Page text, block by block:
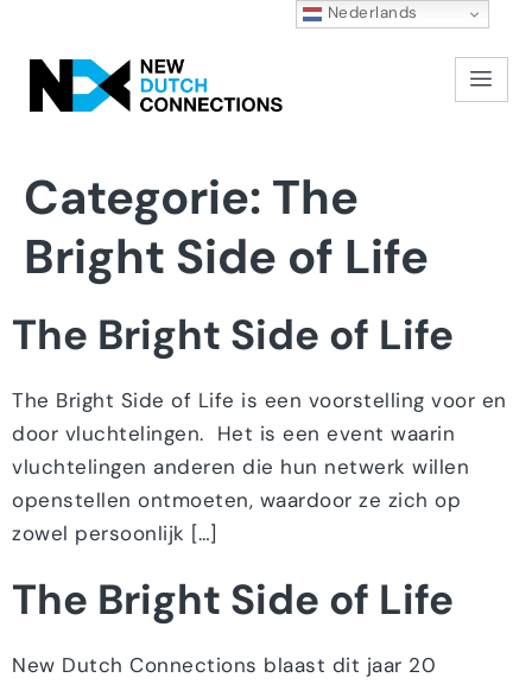
Categorie: The
Bright Side of Life
The Bright Side of Life
The Bright Side of Life is een voorstelling voor en
door vluchtelingen. Het is een event waarin
vluchtelingen anderen die hun netwerk willen
openstellen ontmoeten, waardoor ze zich op
zowel persoonlijk […]
The Bright Side of Life
New Dutch Connections blaast dit jaar 20
Nederlands